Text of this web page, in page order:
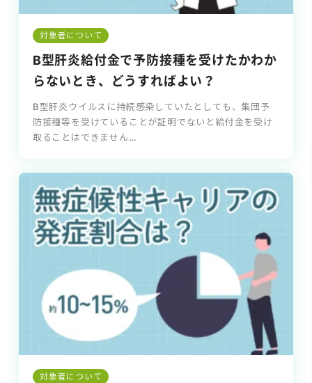
対象者について
B型肝炎給付金で予防接種を受けたかわか
らないとき、どうすればよい？
B型肝炎ウイルスに持続感染していたとしても、集団予
防接種等を受けていることが証明でないと給付金を受け
取ることはできません…
対象者について